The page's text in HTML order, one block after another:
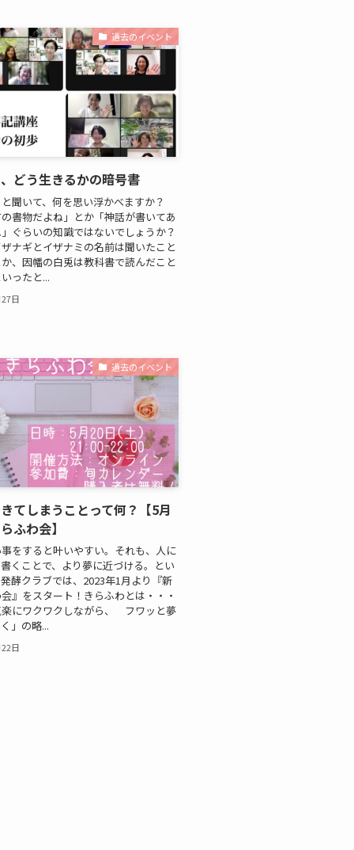
過去のイベント
どう生きるかの暗号書
聞いて、何を思い浮かべますか？
書物だよね」とか「神話が書いてあ
ぐらいの知識ではないでしょうか？
ナギとイザナミの名前は聞いたこと
、因幡の白兎は教科書で読んだこと
ったと...
日
過去のイベント
てしまうことって何？【5月
ふわ会】
をすると叶いやすい。それも、人に
くことで、より夢に近づける。とい
酵クラブでは、2023年1月より『新
』をスタート！きらふわとは・・・
にワクワクしながら、 フワッと夢
」の略...
日